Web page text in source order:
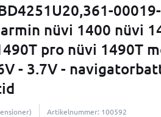
00019-
nüvi 1400 nüvi
pro nüvi 1490T
- 3.7V -
Artikelnummer: 100592